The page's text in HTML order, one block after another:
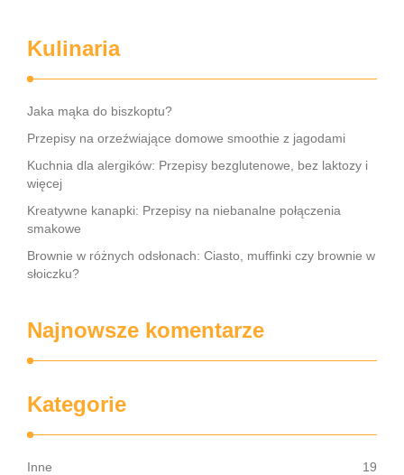
Kulinaria
Jaka mąka do biszkoptu?
Przepisy na orzeźwiające domowe smoothie z jagodami
Kuchnia dla alergików: Przepisy bezglutenowe, bez laktozy i
więcej
Kreatywne kanapki: Przepisy na niebanalne połączenia
smakowe
Brownie w różnych odsłonach: Ciasto, muffinki czy brownie w
słoiczku?
Najnowsze komentarze
Kategorie
Inne
19